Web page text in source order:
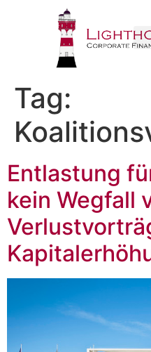
Tag:
Entlastung
kein Wegfall